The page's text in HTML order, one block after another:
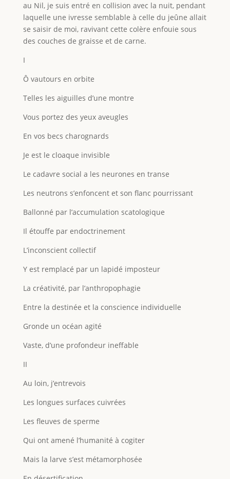
au Nil, je suis entré en collision avec la nuit, pendant
laquelle une ivresse semblable à celle du jeûne allait
se saisir de moi, ravivant cette colère enfouie sous
des couches de graisse et de carne.
I
Ô vautours en orbite
Telles les aiguilles d’une montre
Vous portez des yeux aveugles
En vos becs charognards
Je est le cloaque invisible
Le cadavre social a les neurones en transe
Les neutrons s’enfoncent et son flanc pourrissant
Ballonné par l’accumulation scatologique
Il étouffe par endoctrinement
L’inconscient collectif
Y est remplacé par un lapidé imposteur
La créativité, par l’anthropophagie
Entre la destinée et la conscience individuelle
Gronde un océan agité
Vaste, d’une profondeur ineffable
II
Au loin, j’entrevois
Les longues surfaces cuivrées
Les fleuves de sperme
Qui ont amené l’humanité à cogiter
Mais la larve s’est métamorphosée